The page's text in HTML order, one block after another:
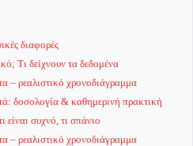
διαφορές
Τι δείχνουν τα δεδομένα
– ρεαλιστικό χρονοδιάγραμμα
δοσολογία & καθημερινή πρακτική
είναι συχνό, τι σπάνιο
– ρεαλιστικό χρονοδιάγραμμα